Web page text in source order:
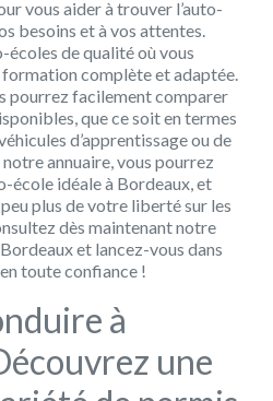
vous aider à trouver l’auto-
besoins et à vos attentes.
écoles de qualité où vous
complète et adaptée.
pourrez facilement comparer
que ce soit en termes
d’apprentissage ou de
annuaire, vous pourrez
école idéale à Bordeaux, et
plus de votre liberté sur les
dès maintenant notre
et lancez-vous dans
toute confiance !
à
une